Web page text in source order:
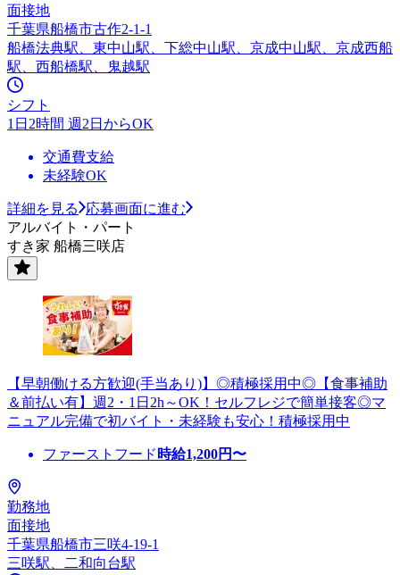
面接地
千葉県船橋市古作2-1-1
船橋法典駅、東中山駅、下総中山駅、京成中山駅、京成西船
駅、西船橋駅、鬼越駅
シフト
1日2時間 週2日からOK
交通費支給
未経験OK
詳細を見る
応募画面に進む
アルバイト・パート
すき家 船橋三咲店
【早朝働ける方歓迎(手当あり)】◎積極採用中◎【食事補助
＆前払い有】週2・1日2h～OK！セルフレジで簡単接客◎マ
ニュアル完備で初バイト・未経験も安心！積極採用中
ファーストフード 時給1,200円〜
勤務地
面接地
千葉県船橋市三咲4-19-1
三咲駅、二和向台駅